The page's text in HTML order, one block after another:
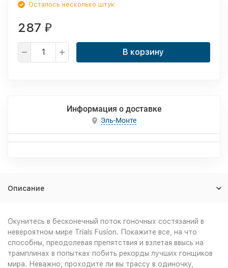
Осталось несколько штук
287 ₽
В корзину
Информация о доставке
Эль-Монте
Описание
Окунитесь в бесконечный поток гоночных состязаний в
невероятном мире Trials Fusion. Покажите все, на что
способны, преодолевая препятствия и взлетая ввысь на
трамплинах в попытках побить рекорды лучших гонщиков
мира. Неважно, проходите ли вы трассу в одиночку,